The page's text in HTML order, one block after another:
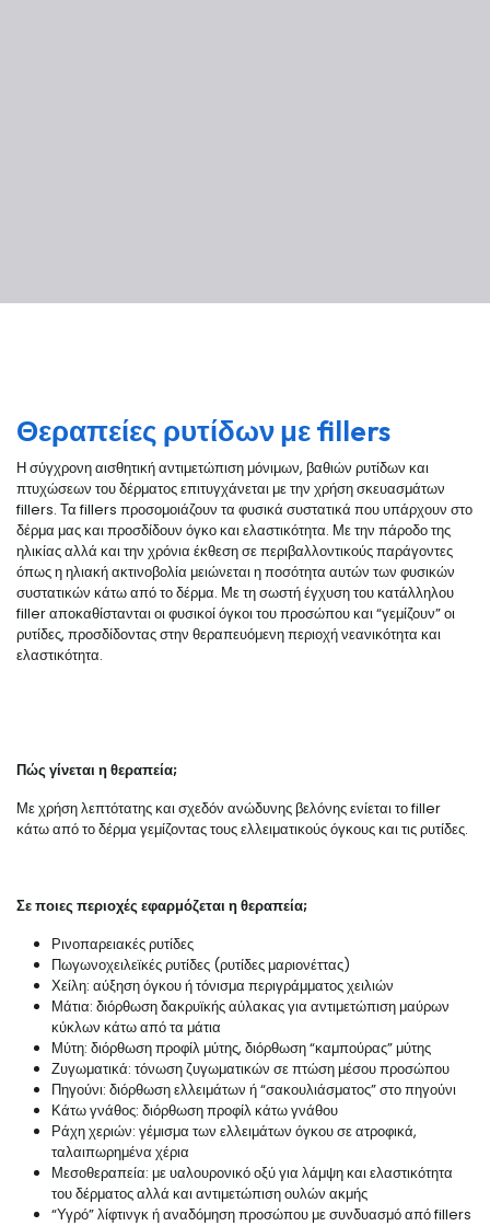
Θεραπείες ρυτίδων με fillers
Η σύγχρονη αισθητική αντιμετώπιση μόνιμων, βαθιών ρυτίδων και
πτυχώσεων του δέρματος επιτυγχάνεται με την χρήση σκευασμάτων
fillers. Τα fillers προσομοιάζουν τα φυσικά συστατικά που υπάρχουν στο
δέρμα μας και προσδίδουν όγκο και ελαστικότητα. Με την πάροδο της
ηλικίας αλλά και την χρόνια έκθεση σε περιβαλλοντικούς παράγοντες
όπως η ηλιακή ακτινοβολία μειώνεται η ποσότητα αυτών των φυσικών
συστατικών κάτω από το δέρμα. Με τη σωστή έγχυση του κατάλληλου
filler αποκαθίστανται οι φυσικοί όγκοι του προσώπου και “γεμίζουν” οι
ρυτίδες, προσδίδοντας στην θεραπευόμενη περιοχή νεανικότητα και
ελαστικότητα.
Πώς γίνεται η θεραπεία;
Με χρήση λεπτότατης και σχεδόν ανώδυνης βελόνης ενίεται το filler
κάτω από το δέρμα γεμίζοντας τους ελλειματικούς όγκους και τις ρυτίδες.
Σε ποιες περιοχές εφαρμόζεται η θεραπεία;
Ρινοπαρειακές ρυτίδες
Πωγωνοχειλεϊκές ρυτίδες (ρυτίδες μαριονέττας)
Χείλη: αύξηση όγκου ή τόνισμα περιγράμματος χειλιών
Μάτια: διόρθωση δακρυϊκής αύλακας για αντιμετώπιση μαύρων
κύκλων κάτω από τα μάτια
Μύτη: διόρθωση προφίλ μύτης, διόρθωση “καμπούρας” μύτης
Ζυγωματικά: τόνωση ζυγωματικών σε πτώση μέσου προσώπου
Πηγούνι: διόρθωση ελλειμάτων ή “σακουλιάσματος” στο πηγούνι
Κάτω γνάθος: διόρθωση προφίλ κάτω γνάθου
Ράχη χεριών: γέμισμα των ελλειμάτων όγκου σε ατροφικά,
ταλαιπωρημένα χέρια
Μεσοθεραπεία: με υαλουρονικό οξύ για λάμψη και ελαστικότητα
του δέρματος αλλά και αντιμετώπιση ουλών ακμής
“Υγρό” λίφτινγκ ή αναδόμηση προσώπου με συνδυασμό από fillers